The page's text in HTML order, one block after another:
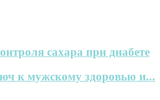
сахара при диабете
к мужскому здоровью и...